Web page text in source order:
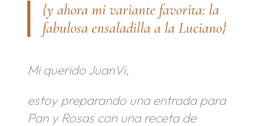
{y ahora mi variante favorita: la
fabulosa ensaladilla a la Luciano}
Mi querido JuanVi,
estoy preparando una entrada para
Pan y Rosas con una receta de